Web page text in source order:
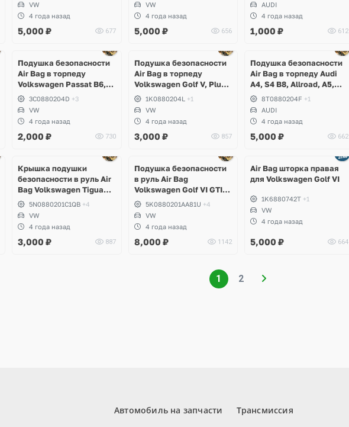
VW
4 года назад
5,000 ₽ 677
VW
4 года назад
5,000 ₽ 656
AUDI
4 года назад
1,000 ₽ 612
Подушка безопасности
Air Bag в торпеду
Volkswagen Passat B6,
CC
3C0880204D +3
VW
4 года назад
2,000 ₽ 730
Подушка безопасности
Air Bag в торпеду
Volkswagen Golf V, Plus,
Jetta, Eos, Scirocco
1K0880204L
+1
VW
4 года назад
3,000 ₽ 857
Подушка безопасности
Air Bag в торпеду Audi
A4, S4 B8, Allroad, A5,
S5, RS5
8T0880204F +1
AUDI
4 года назад
5,000 ₽ 662
Крышка подушки
безопасности в руль Air
Bag Volkswagen Tiguan,
Touran
5N0880201C1QB +4
VW
4 года назад
3,000 ₽ 887
Подушка безопасности
в руль Air Bag
Volkswagen Golf VI GTI,
Tiguan, Scirocco, Touran,
Polo, Passat B6, B7, CC
5K0880201AA81U +4
VW
4 года назад
8,000 ₽ 1142
Air Bag шторка правая
для Volkswagen Golf VI
1K6880742T +1
VW
4 года назад
5,000 ₽ 664
1 2
Автомобиль на запчасти Трансмиссия